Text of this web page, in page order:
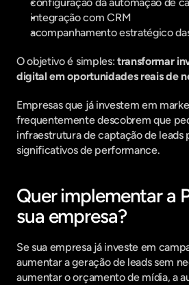
integração com CRM
acompanhamento estratégico
O objetivo é simples: transformar
digital em oportunidades reais de
Empresas que já investem em
frequentemente descobrem que
infraestrutura de captação de leads
significativos de performance.
Quer implementar a
sua empresa?
Se sua empresa já investe em
aumentar a geração de leads sem
aumentar o orçamento de mídia, a